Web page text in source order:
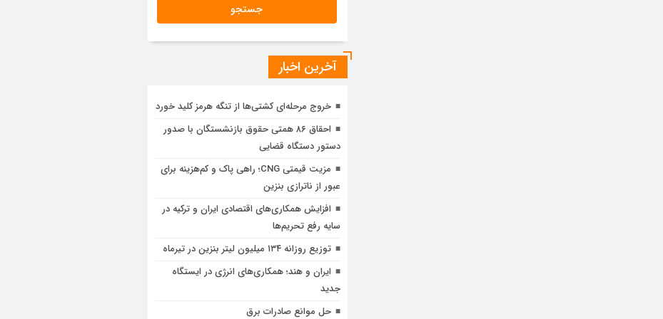
آخرین اخبار
خروج مرحله‌ای کشتی‌ها از تنگه هرمز کلید خورد
احقاق ۸۶ همتی حقوق بازنشستگان با صدور
دستور دستگاه قضایی
مزیت قیمتی CNG؛ راهی پاک و کم‌هزینه برای
عبور از ناترازی بنزین
افزایش همکاری‌های اقتصادی ایران و ترکیه در
سایه رفع تحریم‌ها
توزیع روزانه ۱۳۴ میلیون لیتر بنزین در تیرماه
ایران و هند؛ همکاری‌های انرژی در ایستگاه
جدید
حل موانع صادرات برق